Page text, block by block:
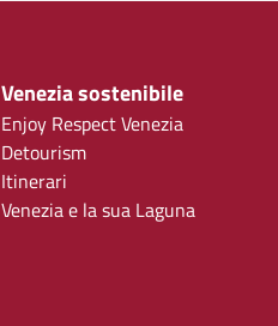
Venezia sostenibile
Enjoy Respect Venezia
Detourism
Itinerari
Venezia e la sua Laguna